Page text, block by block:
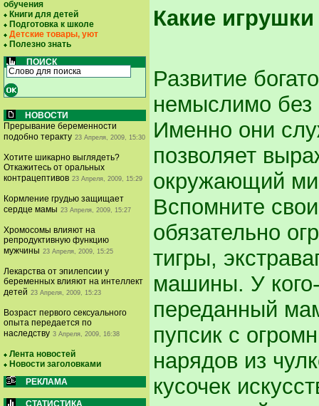
обучения
Книги для детей
Подготовка к школе
Детские товары, уют
Полезно знать
ПОИСК
НОВОСТИ
Прерывание беременности
подобно теракту 23 Апреля, 2009, 15:30
Хотите шикарно выглядеть?
Откажитесь от оральных
контрацептивов 23 Апреля, 2009, 15:29
Кормление грудью защищает
сердце мамы 23 Апреля, 2009, 15:27
Хромосомы влияют на
репродуктивную функцию
мужчины 23 Апреля, 2009, 15:25
Лекарства от эпилепсии у
беременных влияют на интеллект
детей 23 Апреля, 2009, 15:23
Возраст первого сексуального
опыта передается по
наследству 3 Апреля, 2009, 16:38
Лента новостей
Новости заголовками
РЕКЛАМА
СТАТИСТИКА
Какие
Развитие
немыслимо без
Именно они
позволяет
окружающий
Вспомните
обязательно
тигры,
машины. У
переданный
пупсик с
нарядов из
кусочек